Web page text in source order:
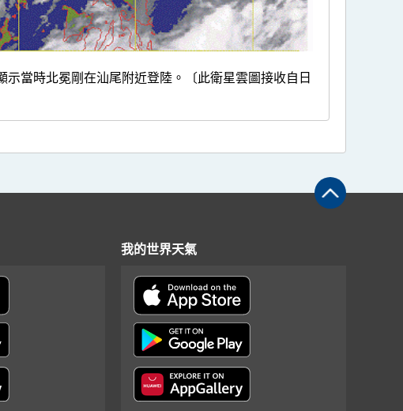
當時北冕剛在汕尾附近登陸。〔此衛星雲圖接收自日
我的世界天氣